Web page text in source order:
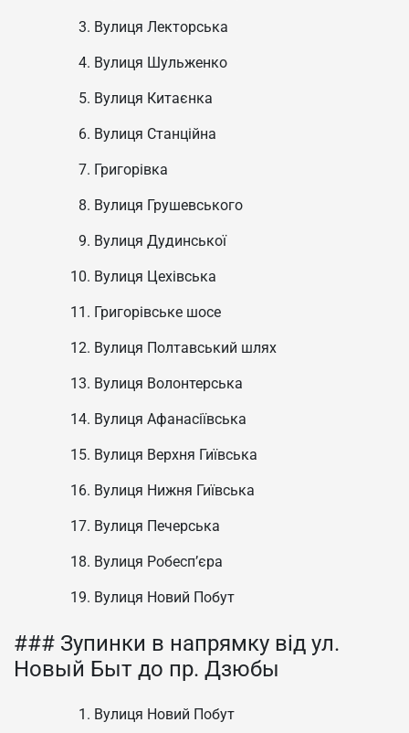
Вулиця Лекторська
Вулиця Шульженко
Вулиця Китаєнка
Вулиця Станційна
Григорівка
Вулиця Грушевського
Вулиця Дудинської
Вулиця Цехівська
Григорівське шосе
Вулиця Полтавський шлях
Вулиця Волонтерська
Вулиця Афанасіївська
Вулиця Верхня Гиївська
Вулиця Нижня Гиївська
Вулиця Печерська
Вулиця Робесп’єра
Вулиця Новий Побут
### Зупинки в напрямку від ул.
Новый Быт до пр. Дзюбы
Вулиця Новий Побут